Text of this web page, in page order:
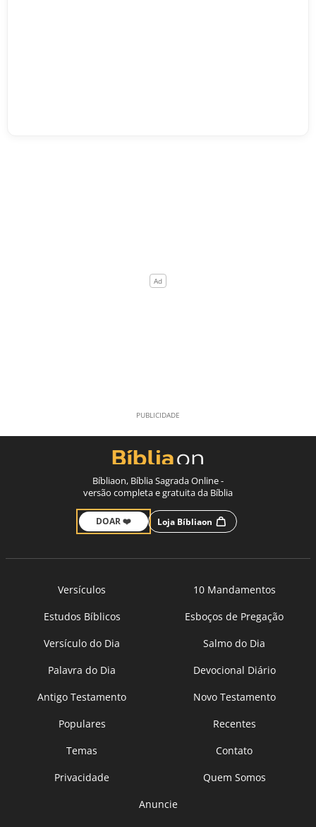
Bíbliaon, Bíblia Sagrada Online -
versão completa e gratuita da Bíblia
DOAR ❤️ Loja Bíbliaon
Versículos
10 Mandamentos
Estudos Bíblicos
Esboços de Pregação
Versículo do Dia
Salmo do Dia
Palavra do Dia
Devocional Diário
Antigo Testamento
Novo Testamento
Populares
Recentes
Temas
Contato
Privacidade
Quem Somos
Anuncie